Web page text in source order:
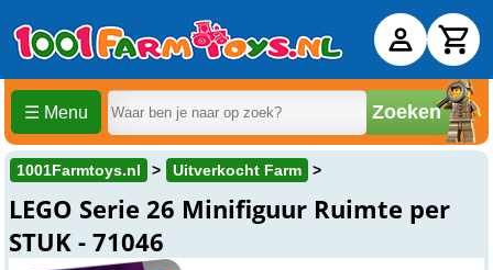
☰ Menu Zoeken
1001Farmtoys.nl Uitverkocht Farm
LEGO Serie 26 Minifiguur Ruimte per
STUK - 71046